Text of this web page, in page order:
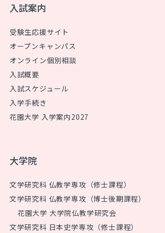
入試案内
受験生応援サイト
オープンキャンパス
オンライン個別相談
入試概要
入試スケジュール
入学手続き
花園大学 入学案内2027
大学院
文学研究科 仏教学専攻（修士課程）
文学研究科 仏教学専攻（博士後期課程）
花園大学 大学院仏教学研究会
文学研究科 日本史学専攻（修士課程）